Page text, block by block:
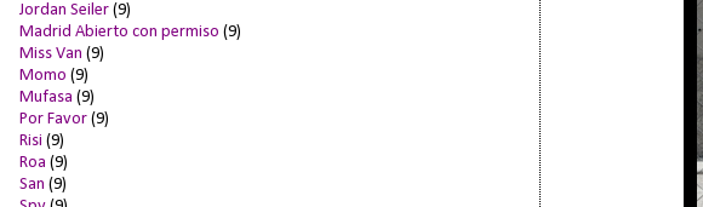
Jordan Seiler (9)
Madrid Abierto con permiso (9)
Miss Van (9)
Momo (9)
Mufasa (9)
Por Favor (9)
Risi (9)
Roa (9)
San (9)